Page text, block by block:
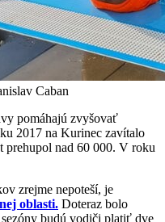
Caban
pomáhajú zvyšovať
2017 na Kurinec zavítalo
prehupol nad 60 000. V roku
zrejme nepoteší, je
oblasti. Doteraz bolo
sezóny budú vodiči platiť dve